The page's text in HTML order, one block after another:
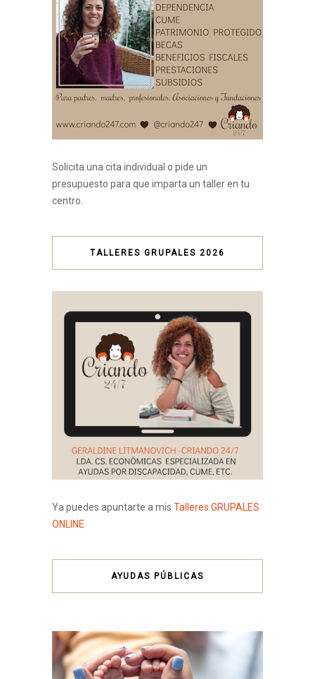
Solicita una cita individual o pide un
presupuesto para que imparta un taller en tu
centro.
TALLERES GRUPALES 2026
Ya puedes apuntarte a mis Talleres GRUPALES
ONLINE
AYUDAS PÚBLICAS